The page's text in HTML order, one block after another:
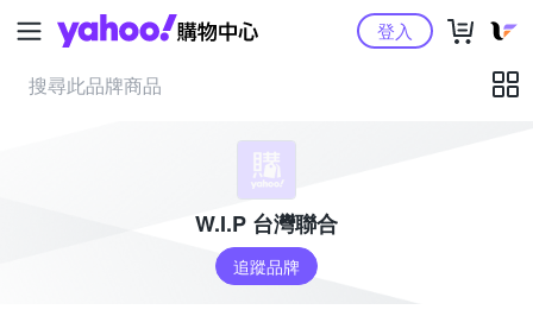
Yahoo購物中心登入
W.I.P 台灣聯合
追蹤品牌